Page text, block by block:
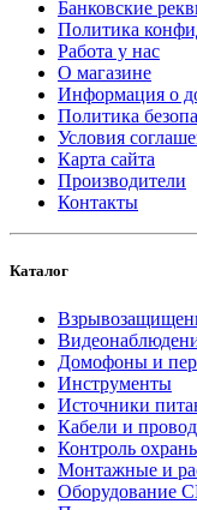
Банковские
Политика
Работа у нас
О магазине
Информация о
Политика
Условия
Карта сайта
Производители
Контакты
Каталог
Домофоны и
Инструменты
Источники
Кабели и
Контроль
Монтажные и
Оборудование